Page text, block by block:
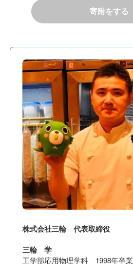
寄附をする
株式会社三輪 代表取締役
三輪 学
工学部応用物理学科 1998年卒業